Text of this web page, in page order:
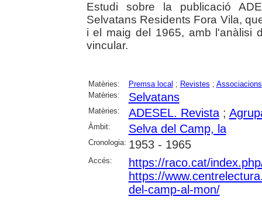
Estudi sobre la publicació
Selvatans Residents Fora Vila,
i el maig del 1965, amb l'anàlisi
vincular.
Matèries: Premsa local ; Revistes ; Associacions
Matèries:
Selvatans
Matèries: ADESEL. Revista;
Àmbit: Selva del Camp, la
Cronologia: 1953 - 1965
Accés:
https://raco.cat/
https://
del-camp-al-mon/